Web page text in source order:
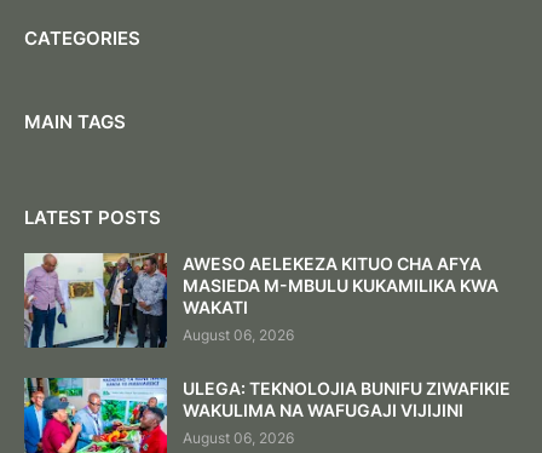
CATEGORIES
MAIN TAGS
LATEST POSTS
AWESO AELEKEZA KITUO CHA AFYA
MASIEDA M-MBULU KUKAMILIKA KWA
WAKATI
August 06, 2026
ULEGA: TEKNOLOJIA BUNIFU ZIWAFIKIE
WAKULIMA NA WAFUGAJI VIJIJINI
August 06, 2026